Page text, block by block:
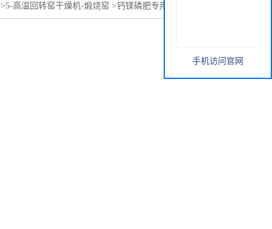
>5-高温回转窑干燥机-煅烧窑 >钙镁磷肥专用高温回转窑干
手机访问官网